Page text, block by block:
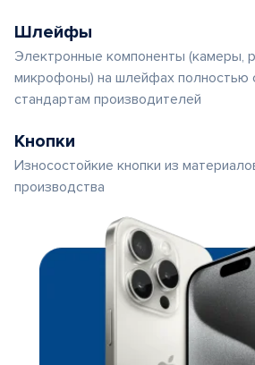
Шлейфы
Электронные компоненты (камеры,
микрофоны) на шлейфах полностью
стандартам производителей
Кнопки
Износостойкие кнопки из
производства